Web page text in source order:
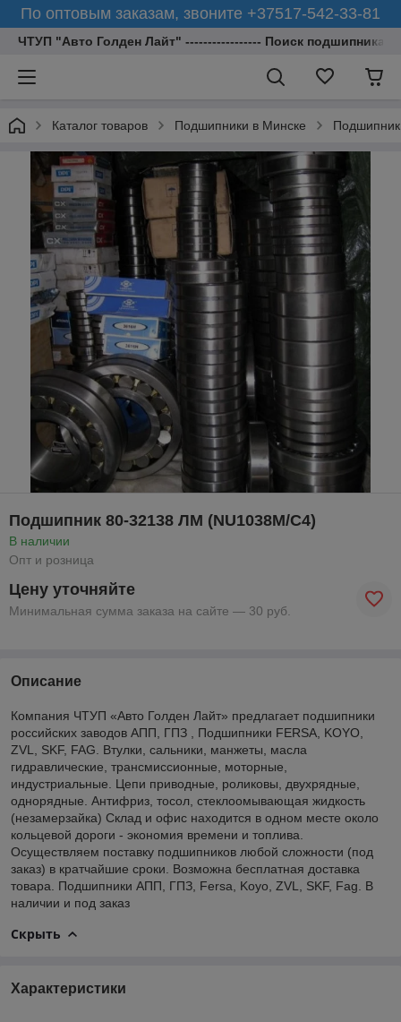
По оптовым заказам, звоните +37517-542-33-81
ЧТУП "Авто Голден Лайт" ----------------- Поиск подшипника
Каталог товаров Подшипники в Минске
Подшипник 80-32138 ЛМ (NU1038M/С4)
В наличии
Опт и розница
Цену уточняйте
Минимальная сумма заказа на сайте — 30 руб.
Описание
Компания ЧТУП «Авто Голден Лайт» предлагает подшипники
российских заводов АПП, ГПЗ , Подшипники FERSA, KOYO,
ZVL, SKF, FAG. Втулки, сальники, манжеты, масла
гидравлические, трансмиссионные, моторные,
индустриальные. Цепи приводные, роликовы, двухрядные,
однорядные. Антифриз, тосол, стеклоомывающая жидкость
(незамерзайка) Склад и офис находится в одном месте около
кольцевой дороги - экономия времени и топлива.
Осуществляем поставку подшипников любой сложности (под
заказ) в кратчайшие сроки. Возможна бесплатная доставка
товара. Подшипники АПП, ГПЗ, Fersa, Koyo, ZVL, SKF, Fag. В
наличии и под заказ
Скрыть
Характеристики